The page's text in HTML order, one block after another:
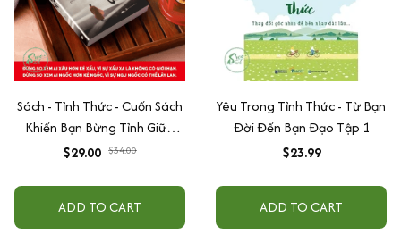
Sách - Tỉnh Thức - Cuốn Sách
Khiến Bạn Bừng Tỉnh Giữa
Cuộc Đời Đầy Mê Muội - Cú
$29.00 $34.00
ADD TO CART
Yêu Trong Tỉnh Thức - Từ Bạn
Đời Đến Bạn Đạo Tập 1
$23.99
ADD TO CART